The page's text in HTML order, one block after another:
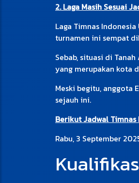
2. Laga Masih Sesuai
Laga Timnas
turnamen ini sempat
Sebab, situasi di
yang merupakan kota
Meski begitu, anggota
sejauh ini.
Berikut Jadwal
Rabu, 3 September